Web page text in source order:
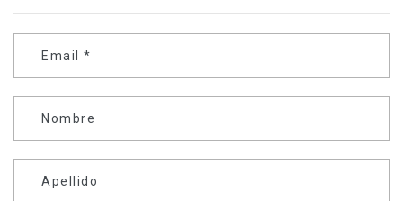
Email *
Nombre
Apellido